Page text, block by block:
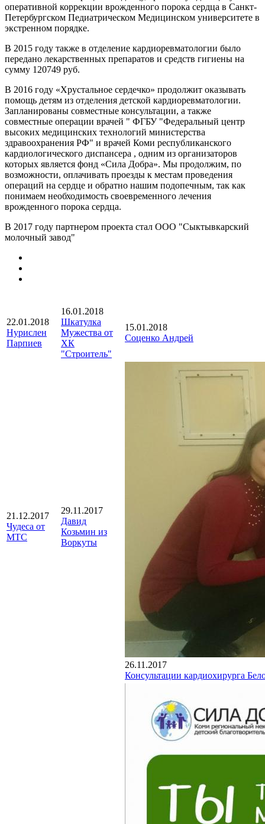
оперативной коррекции врожденного порока сердца в Санкт-
Петербургском Педиатрическом Медицинском университете в
экстренном порядке.
В 2015 году также в отделение кардиоревматологии было
передано лекарственных препаратов и средств гигиены на
сумму 120749 руб.
В 2016 году «Хрустальное сердечко» продолжит оказывать
помощь детям из отделения детской кардиоревматологии.
Запланированы совместные консультации, а также
совместные операции врачей " ФГБУ "Федеральный центр
высоких медицинских технологий министерства
здравоохранения РФ" и врачей Коми республиканского
кардиологического диспансера , одним из организаторов
которых является фонд «Сила Добра». Мы продолжим, по
возможности, оплачивать проезды к местам проведения
операций на сердце и обратно нашим подопечным, так как
понимаем необходимость своевременного лечения
врожденного порока сердца.
В 2017 году партнером проекта стал ООО "Сыктывкарский
молочный завод"
22.01.2018
Нурислен
Парпиев
16.01.2018
Шкатулка
Мужества от
ХК
"Строитель"
15.01.2018
Соценко Андрей
21.12.2017
Чудеса от
МТС
29.11.2017
Давид
Козьмин из
Воркуты
26.11.2017
Консультации кардиохирурга